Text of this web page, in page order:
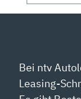
Bei ntv
Leasing-